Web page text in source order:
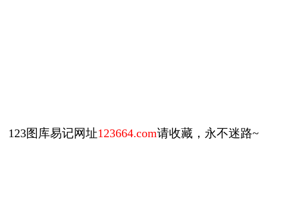
123图库易记网址123664.com请收藏，永不迷路~